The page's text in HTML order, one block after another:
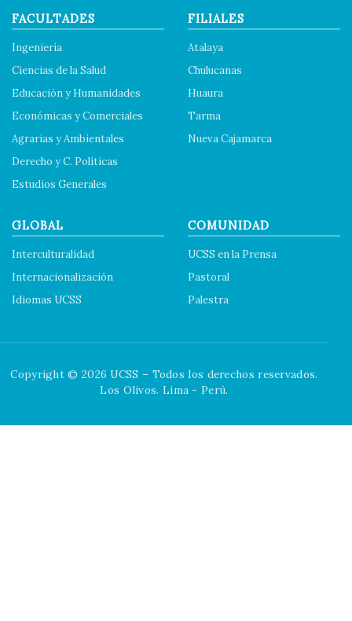
FACULTADES
Ingeniería
Ciencias de la Salud
Educación y Humanidades
Económicas y Comerciales
Agrarias y Ambientales
Derecho y C. Políticas
Estudios Generales
FILIALES
Atalaya
Chulucanas
Huaura
Tarma
Nueva Cajamarca
GLOBAL
Interculturalidad
Internacionalización
Idiomas UCSS
COMUNIDAD
UCSS en la Prensa
Pastoral
Palestra
Copyright © 2026 UCSS – Todos los derechos reservados.
Los Olivos. Lima - Perú.